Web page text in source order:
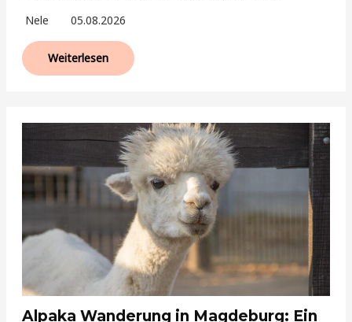
Nele 05.08.2026
Weiterlesen
Alpaka Wanderung in Magdeburg: Ein